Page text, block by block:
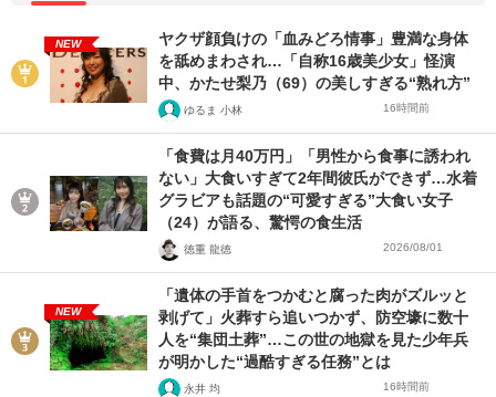
NEW
ヤクザ顔負けの「血みどろ情事」豊満な身体
を舐めまわされ…「自称16歳美少女」怪演
中、かたせ梨乃（69）の美しすぎる“熟れ方”
ゆるま 小林 16時間前
「食費は月40万円」「男性から食事に誘われ
ない」大食いすぎて2年間彼氏ができず…水着
グラビアも話題の“可愛すぎる”大食い女子
（24）が語る、驚愕の食生活
徳重 龍徳 2026/08/01
NEW
「遺体の手首をつかむと腐った肉がズルッと
剥げて」火葬すら追いつかず、防空壕に数十
人を“集団土葬”…この世の地獄を見た少年兵
が明かした“過酷すぎる任務”とは
永井 均 16時間前